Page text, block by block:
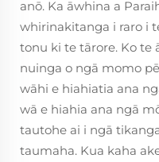
anō. Ka āwhina a
whirinakitanga i raro i
tonu ki te tārore. Ko te
nuinga o ngā momo
wāhi e hiahiatia ana
wā e hiahia ana ngā
tautohe ai i ngā
taumaha. Kua kaha